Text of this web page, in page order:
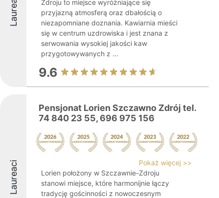
Laureaci
Zdroju to miejsce wyróżniające się
przyjazną atmosferą oraz dbałością o
niezapomniane doznania. Kawiarnia mieści
się w centrum uzdrowiska i jest znana z
serwowania wysokiej jakości kaw
przygotowywanych z ...
9.6
Laureaci
Pensjonat Lorien Szczawno Zdrój tel.
74 840 23 55, 696 975 156
Pokaż więcej >>
Lorien położony w Szczawnie-Zdroju
stanowi miejsce, które harmonijnie łączy
tradycję gościnności z nowoczesnym